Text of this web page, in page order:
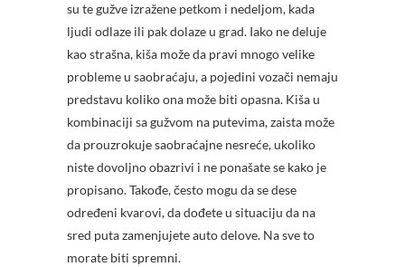
su te gužve izražene petkom i nedeljom, kada
ljudi odlaze ili pak dolaze u grad. Iako ne deluje
kao strašna, kiša može da pravi mnogo velike
probleme u saobraćaju, a pojedini vozači nemaju
predstavu koliko ona može biti opasna. Kiša u
kombinaciji sa gužvom na putevima, zaista može
da prouzrokuje saobraćajne nesreće, ukoliko
niste dovoljno obazrivi i ne ponašate se kako je
propisano. Takođe, često mogu da se dese
određeni kvarovi, da dođete u situaciju da na
sred puta zamenjujete auto delove. Na sve to
morate biti spremni.